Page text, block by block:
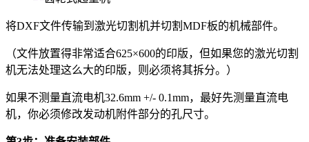
将DXF文件传输到激光切割机并切割MDF板的机械部件。
（文件放置得非常适合625×600的印版，但如果您的激光切割
机无法处理这么大的印版，则必须将其拆分。）
如果不测量直流电机32.6mm +/- 0.1mm，最好先测量直流电
机，你必须修改发动机附件部分的孔尺寸。